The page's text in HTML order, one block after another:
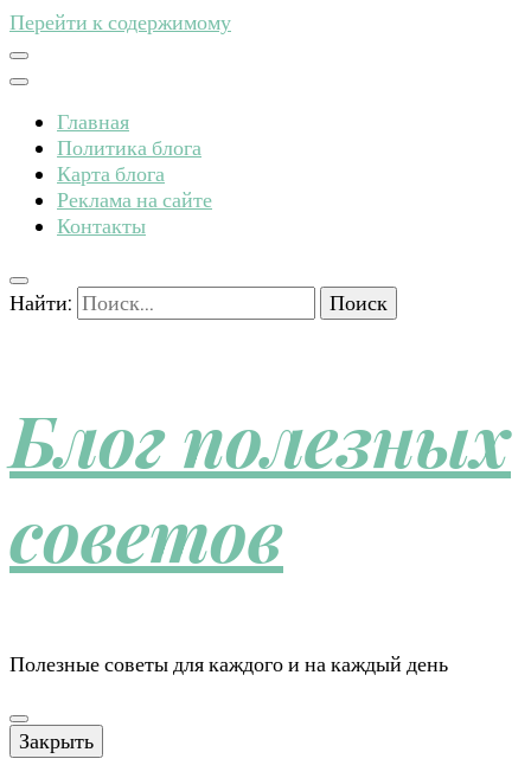
Перейти к содержимому
Главная
Политика блога
Карта блога
Реклама на сайте
Контакты
Найти:
Блог полезных
советов
Полезные советы для каждого и на каждый день
Закрыть